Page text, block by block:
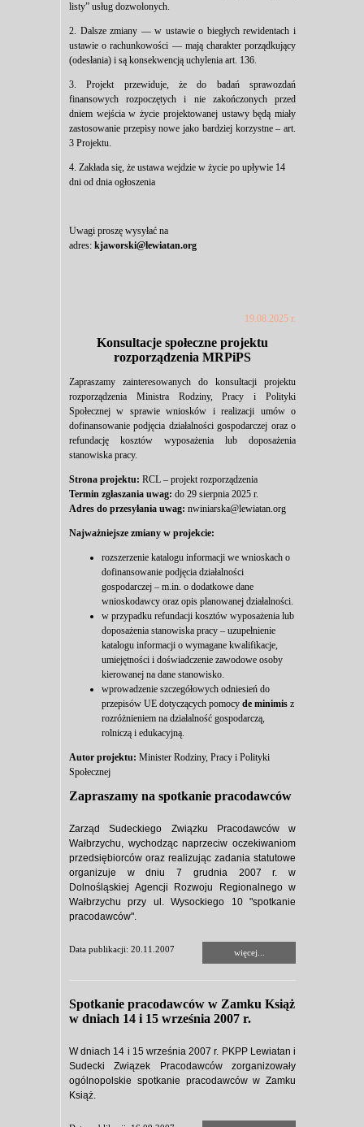
listy” usług dozwolonych.
2. Dalsze zmiany — w ustawie o biegłych rewidentach i
ustawie o rachunkowości — mają charakter porządkujący
(odesłania) i są konsekwencją uchylenia art. 136.
3. Projekt przewiduje, że do badań sprawozdań
finansowych rozpoczętych i nie zakończonych przed
dniem wejścia w życie projektowanej ustawy będą miały
zastosowanie przepisy nowe jako bardziej korzystne – art.
3 Projektu.
4. Zakłada się, że ustawa wejdzie w życie po upływie 14
dni od dnia ogłoszenia
Uwagi proszę wysyłać na
adres: kjaworski@lewiatan.org
19.08.2025 r.
Konsultacje społeczne projektu
rozporządzenia MRPiPS
Zapraszamy zainteresowanych do konsultacji projektu
rozporządzenia Ministra Rodziny, Pracy i Polityki
Społecznej w sprawie wniosków i realizacji umów o
dofinansowanie podjęcia działalności gospodarczej oraz o
refundację kosztów wyposażenia lub doposażenia
stanowiska pracy.
Strona projektu: RCL – projekt rozporządzenia
Termin zgłaszania uwag: do 29 sierpnia 2025 r.
Adres do przesyłania uwag: nwiniarska@lewiatan.org
Najważniejsze zmiany w projekcie:
rozszerzenie katalogu informacji we wnioskach o
dofinansowanie podjęcia działalności
gospodarczej – m.in. o dodatkowe dane
wnioskodawcy oraz opis planowanej działalności.
w przypadku refundacji kosztów wyposażenia lub
doposażenia stanowiska pracy – uzupełnienie
katalogu informacji o wymagane kwalifikacje,
umiejętności i doświadczenie zawodowe osoby
kierowanej na dane stanowisko.
wprowadzenie szczegółowych odniesień do
przepisów UE dotyczących pomocy de minimis z
rozróżnieniem na działalność gospodarczą,
rolniczą i edukacyjną.
Autor projektu: Minister Rodziny, Pracy i Polityki
Społecznej
Zapraszamy na spotkanie pracodawców
Zarząd Sudeckiego Związku Pracodawców w
Wałbrzychu, wychodząc naprzeciw oczekiwaniom
przedsiębiorców oraz realizując zadania statutowe
organizuje w dniu 7 grudnia 2007 r. w
Dolnośląskiej Agencji Rozwoju Regionalnego w
Wałbrzychu przy ul. Wysockiego 10 "spotkanie
pracodawców".
Data publikacji: 20.11.2007 więcej...
Spotkanie pracodawców w Zamku Książ
w dniach 14 i 15 września 2007 r.
W dniach 14 i 15 września 2007 r. PKPP Lewiatan i
Sudecki Związek Pracodawców zorganizowały
ogólnopolskie spotkanie pracodawców w Zamku
Książ.